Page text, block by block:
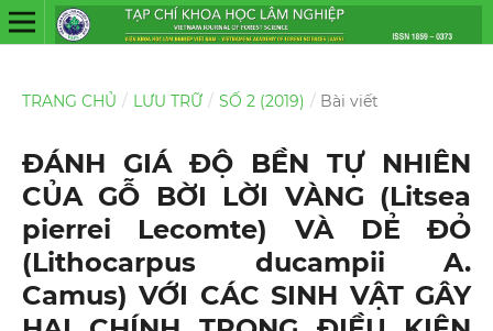
TRANG CHỦ / LƯU TRỮ / SỐ 2 (2019) / Bài viết
ĐÁNH GIÁ ĐỘ BỀN TỰ NHIÊN
CỦA GỖ BỜI LỜI VÀNG (Litsea
pierrei Lecomte) VÀ DẺ ĐỎ
(Lithocarpus ducampii A.
Camus) VỚI CÁC SINH VẬT GÂY